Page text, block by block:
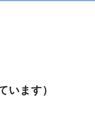
います）